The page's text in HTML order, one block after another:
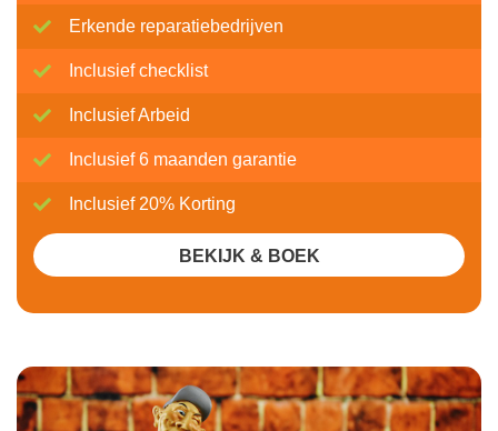
Erkende reparatiebedrijven
Inclusief checklist
Inclusief Arbeid
Inclusief 6 maanden garantie
Inclusief 20% Korting
BEKIJK & BOEK